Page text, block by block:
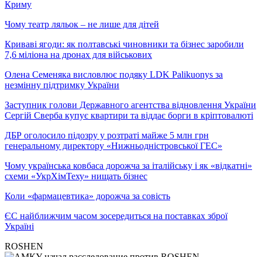
Криму
Чому театр ляльок – не лише для дітей
Криваві ягоди: як полтавські чиновники та бізнес заробили
7,6 міліона на дронах для військових
Олена Семеняка висловлює подяку LDK Palikuonys за
незмінну підтримку України
Заступник голови Державного агентства відновлення України
Сергій Сверба купує квартири та віддає борги в кріптовалюті
ДБР оголосило підозру у розтраті майже 5 млн грн
генеральному директору «Нижньодністровської ГЕС»
Чому українська ковбаса дорожча за італійську і як «відкатні»
схеми «УкрХімТеху» нищать бізнес
Коли «фармацевтика» дорожча за совість
ЄС найближчим часом зосередиться на поставках зброї
Україні
ROSHEN